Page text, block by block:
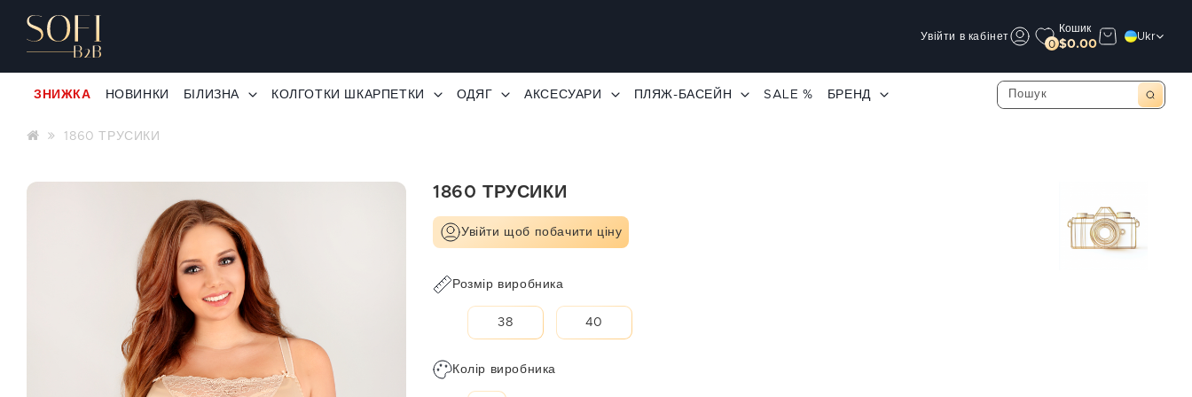
Увійти в кабінет
0
Кошик
$0.00
Ukr
ЗНИЖКА НОВИНКИ БІЛИЗНА КОЛГОТКИ ШКАРПЕТКИ ОДЯГ АКСЕСУАРИ ПЛЯЖ-БАСЕЙН SALE % БРЕНД
1860 ТРУСИКИ
1860 ТРУСИКИ
Увійти щоб побачити ціну
Розмір виробника
38 40
Колір виробника